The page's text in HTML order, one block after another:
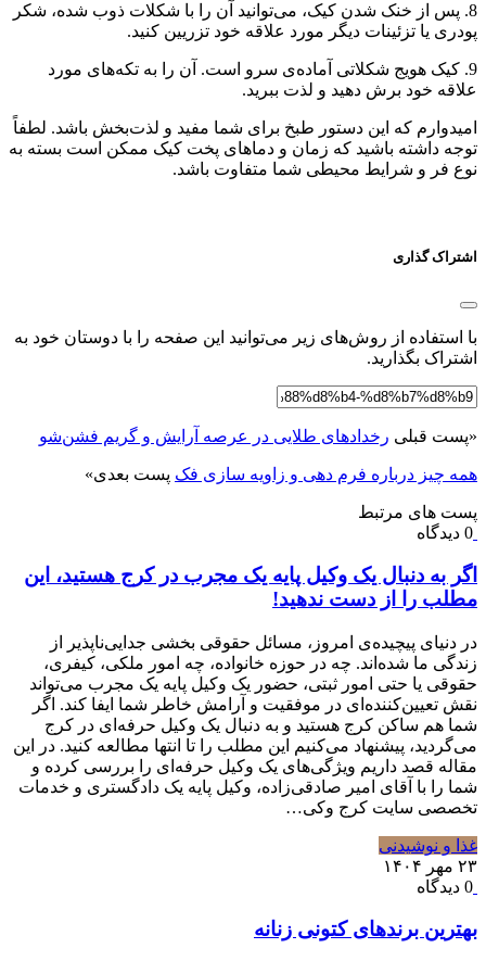
8. پس از خنک شدن کیک، می‌توانید آن را با شکلات ذوب شده، شکر
پودری یا تزئینات دیگر مورد علاقه خود تزریین کنید.
9. کیک هویج شکلاتی آماده‌ی سرو است. آن را به تکه‌های مورد
علاقه خود برش دهید و لذت ببرید.
امیدوارم که این دستور طبخ برای شما مفید و لذت‌بخش باشد. لطفاً
توجه داشته باشید که زمان و دماهای پخت کیک ممکن است بسته به
نوع فر و شرایط محیطی شما متفاوت باشد.
اشتراک گذاری
با استفاده از روش‌های زیر می‌توانید این صفحه را با دوستان خود به
اشتراک بگذارید.
«پست قبلی رخدادهای طلایی در عرصه آرایش و گریم فشن‌شو
همه چیز درباره فرم دهی و زاویه سازی فک پست بعدی»
پست های مرتبط
0 دیدگاه
اگر به دنبال یک وکیل پایه یک مجرب در کرج هستید، این
مطلب را از دست ندهید!
در دنیای پیچیده‌ی امروز، مسائل حقوقی بخشی جدایی‌ناپذیر از
زندگی ما شده‌اند. چه در حوزه خانواده، چه امور ملکی، کیفری،
حقوقی یا حتی امور ثبتی، حضور یک وکیل پایه یک مجرب می‌تواند
نقش تعیین‌کننده‌ای در موفقیت و آرامش خاطر شما ایفا کند. اگر
شما هم ساکن کرج هستید و به دنبال یک وکیل حرفه‌ای در کرج
می‌گردید، پیشنهاد می‌کنیم این مطلب را تا انتها مطالعه کنید. در این
مقاله قصد داریم ویژگی‌های یک وکیل حرفه‌ای را بررسی کرده و
شما را با آقای امیر صادقی‌زاده، وکیل پایه یک دادگستری و خدمات
تخصصی سایت کرج وکی…
غذا و نوشیدنی
۲۳ مهر ۱۴۰۴
0 دیدگاه
بهترین برندهای کتونی زنانه